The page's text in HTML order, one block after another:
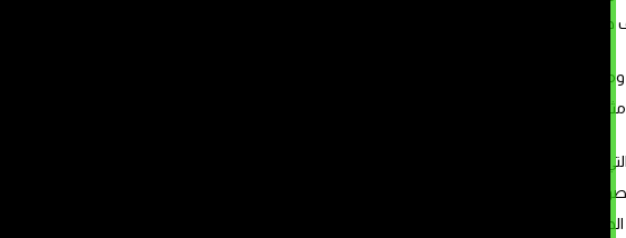
مثل الحصول على البطاقة الخضراء.
المغرب، تعاني من “حيف كبير في مسألة التأشيرات”، ما يصعّب على الشباب حرية التنقّل،
عقود العمل أو المنح الدراسية. وتبقى القرعة الأمريكية، في رأيه، “من بين أبرز هذه الفرص”.
عرفتها فترة إدارة ترامب، فإن الإقبال على القرعة الأمريكية في المغرب لم يشهد تراجعاً يُذكر.
العلاقة بين الرباط وواشنطن”، حيث يعتبر كثير من المغاربة أن تلك العلاقة ظلت مرنة، ولم
مع دول أخرى.